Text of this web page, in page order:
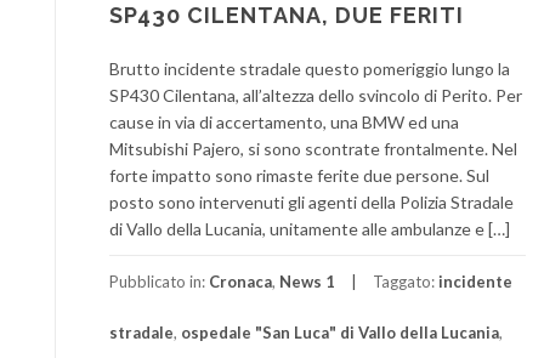
SP430 CILENTANA, DUE FERITI
Brutto incidente stradale questo pomeriggio lungo la
SP430 Cilentana, all’altezza dello svincolo di Perito. Per
cause in via di accertamento, una BMW ed una
Mitsubishi Pajero, si sono scontrate frontalmente. Nel
forte impatto sono rimaste ferite due persone. Sul
posto sono intervenuti gli agenti della Polizia Stradale
di Vallo della Lucania, unitamente alle ambulanze e […]
Pubblicato in: Cronaca, News 1 Taggato: incidente
stradale, ospedale "San Luca" di Vallo della Lucania,